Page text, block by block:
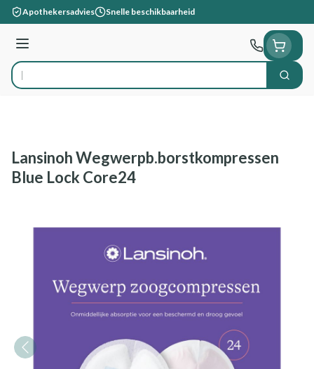
Ga naar de inhoud
Apothekersadvies Snelle beschikbaarheid
Menu
Product, merk, categorie... Zoek
Lansinoh Wegwerpb.borstkompressen
Blue Lock Core24